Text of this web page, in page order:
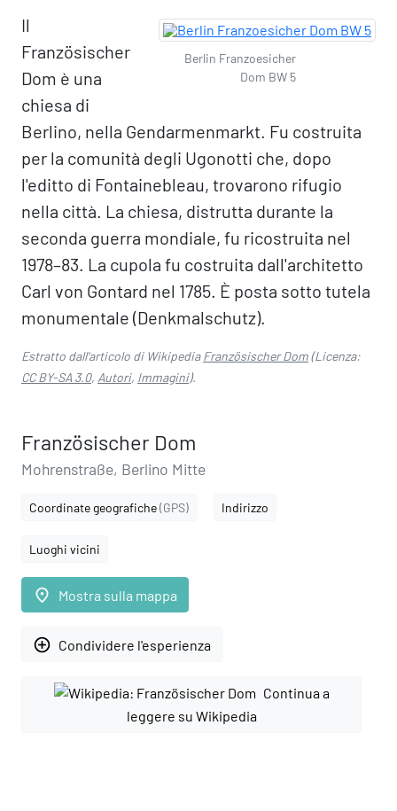
Berlin Franzoesicher
Dom BW 5
Il
Französischer
Dom è una
chiesa di
Berlino, nella Gendarmenmarkt. Fu costruita
per la comunità degli Ugonotti che, dopo
l'editto di Fontainebleau, trovarono rifugio
nella città. La chiesa, distrutta durante la
seconda guerra mondiale, fu ricostruita nel
1978–83. La cupola fu costruita dall'architetto
Carl von Gontard nel 1785. È posta sotto tutela
monumentale (Denkmalschutz).
Estratto dall'articolo di WikipediaFranzösischer Dom(Licenza:
CC BY-SA 3.0, Autori, Immagini).
Französischer Dom
Mohrenstraße, Berlino Mitte
Coordinate geografiche(GPS) Indirizzo
Luoghi vicini
place Mostra sulla mappa
add_circle_outline Condividere l'esperienza
Continua a
leggere su Wikipedia